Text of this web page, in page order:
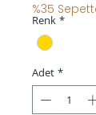
%35
Renk *
Adet *